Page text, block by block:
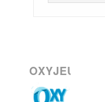
OXYJEUNES